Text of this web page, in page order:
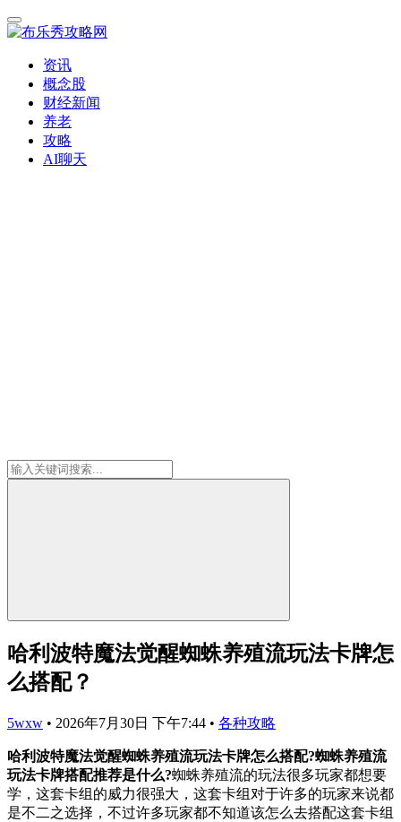
资讯
概念股
财经新闻
养老
攻略
AI聊天
哈利波特魔法觉醒蜘蛛养殖流玩法卡牌怎
么搭配？
5wxw • 2026年7月30日 下午7:44 • 各种攻略
哈利波特魔法觉醒蜘蛛养殖流玩法卡牌怎么搭配?蜘蛛养殖流
玩法卡牌搭配推荐是什么?蜘蛛养殖流的玩法很多玩家都想要
学，这套卡组的威力很强大，这套卡组对于许多的玩家来说都
是不二之选择，不过许多玩家都不知道该怎么去搭配这套卡组